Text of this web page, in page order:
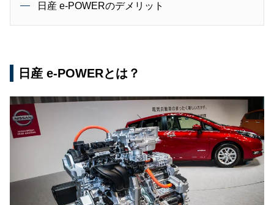
日産 e-POWERのデメリット
日産 e-POWERとは？